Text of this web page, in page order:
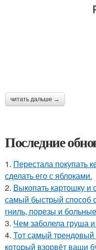
читать дальше →
Последние
1. Перестала покупать
сделать его с яблоками.
2. Выкопать картошку и
самый быстрый способ
гниль, порезы и
3. Чем заболела груша и
4. Тот самый трендовый
который взорвёт ваши